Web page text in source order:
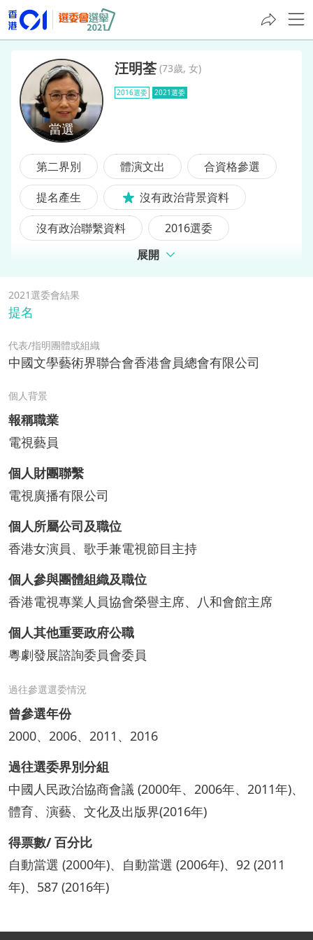
汪明荃
汪明荃 (73歲, 女)
2016選委 2021選委
第二界別 體演文出
合資格參選
提名產生
沒有政治背景資料
沒有政治聯繫資料
2016選委
展開
2021選委會結果
提名
代表/指明團體或組織
中國文學藝術界聯合會香港會員總會有限公司
個人背景
報稱職業
電視藝員
個人財團聯繫
電視廣播有限公司
個人所屬公司及職位
香港女演員、歌手兼電視節目主持
個人參與團體組織及職位
香港電視專業人員協會榮譽主席、八和會館主席
個人其他重要政府公職
粵劇發展諮詢委員會委員
過往參選選委情況
曾參選年份
2000、2006、2011、2016
過往選委界別分組
中國人民政治協商會議 (2000年、2006年、2011年)、
體育、演藝、文化及出版界(2016年)
得票數/ 百分比
自動當選 (2000年)、自動當選 (2006年)、92 (2011
年)、587 (2016年)